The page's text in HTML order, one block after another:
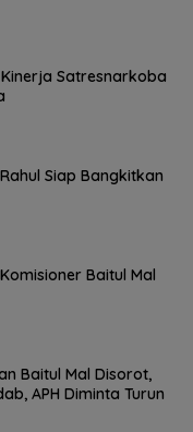
Satresnarkoba
Siap Bangkitkan
Baitul Mal
Baitul Mal Disorot,
APH Diminta Turun